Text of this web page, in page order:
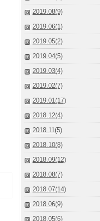
2019.08(9)
2019.06(1)
2019.05(2)
2019.04(5)
2019.03(4)
2019.02(7)
2019.01(17)
2018.12(4)
2018.11(5)
2018.10(8)
2018.09(12)
2018.08(7)
2018.07(14)
2018.06(9)
2018.05(6)